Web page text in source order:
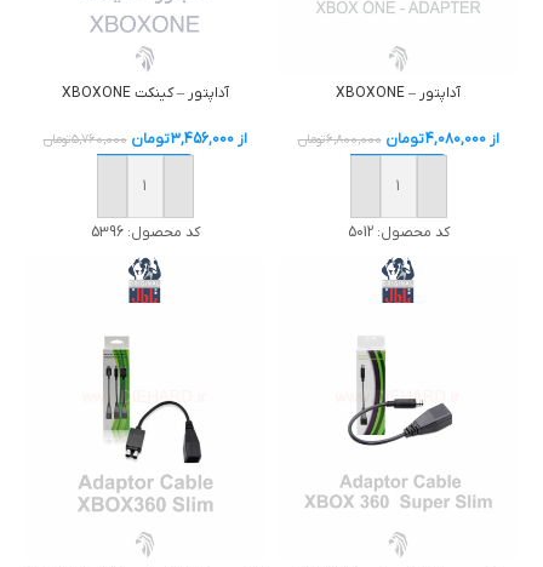
آداپتور – XBOXONE
از4,080,000تومان 6,800,000تومان
خرید
کد محصول:5012
آداپتور – كينكت XBOXONE
از3,456,000تومان 5,760,000تومان
خرید
کد محصول:5396